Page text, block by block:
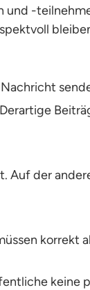
-
Auf der
korrekt
keine